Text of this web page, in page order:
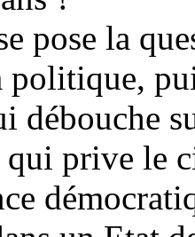
pose la
débouche
qui prive le